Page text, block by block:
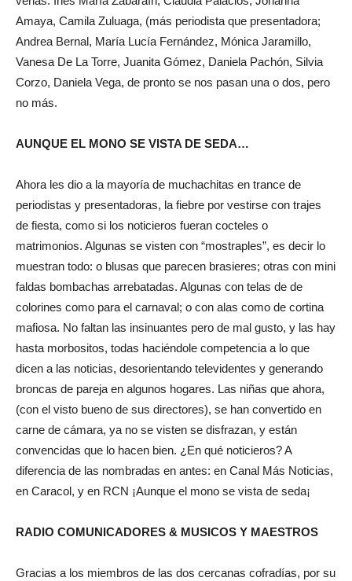
Amaya, Camila Zuluaga, (más periodista que presentadora;
Andrea Bernal, María Lucía Fernández, Mónica Jaramillo,
Vanesa De La Torre, Juanita Gómez, Daniela Pachón, Silvia
Corzo, Daniela Vega, de pronto se nos pasan una o dos, pero
no más.
AUNQUE EL MONO SE VISTA DE SEDA…
Ahora les dio a la mayoría de muchachitas en trance de
periodistas y presentadoras, la fiebre por vestirse con trajes
de fiesta, como si los noticieros fueran cocteles o
matrimonios. Algunas se visten con “mostraples”, es decir lo
muestran todo: o blusas que parecen brasieres; otras con mini
faldas bombachas arrebatadas. Algunas con telas de de
colorines como para el carnaval; o con alas como de cortina
mafiosa. No faltan las insinuantes pero de mal gusto, y las hay
hasta morbositos, todas haciéndole competencia a lo que
dicen a las noticias, desorientando televidentes y generando
broncas de pareja en algunos hogares. Las niñas que ahora,
(con el visto bueno de sus directores), se han convertido en
carne de cámara, ya no se visten se disfrazan, y están
convencidas que lo hacen bien. ¿En qué noticieros? A
diferencia de las nombradas en antes: en Canal Más Noticias,
en Caracol, y en RCN ¡Aunque el mono se vista de seda¡
RADIO COMUNICADORES & MUSICOS Y MAESTROS
Gracias a los miembros de las dos cercanas cofradías, por su